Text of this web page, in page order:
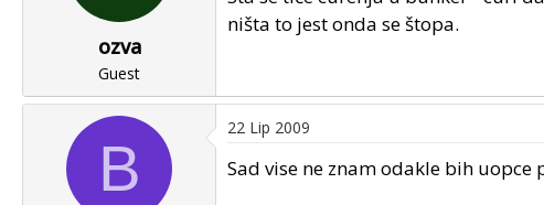
ozva
Guest
ništa to jest onda se štopa.
B
22 Lip 2009
Sad vise ne znam odakle bih uopce